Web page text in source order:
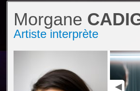
Morgane
Artiste interprète